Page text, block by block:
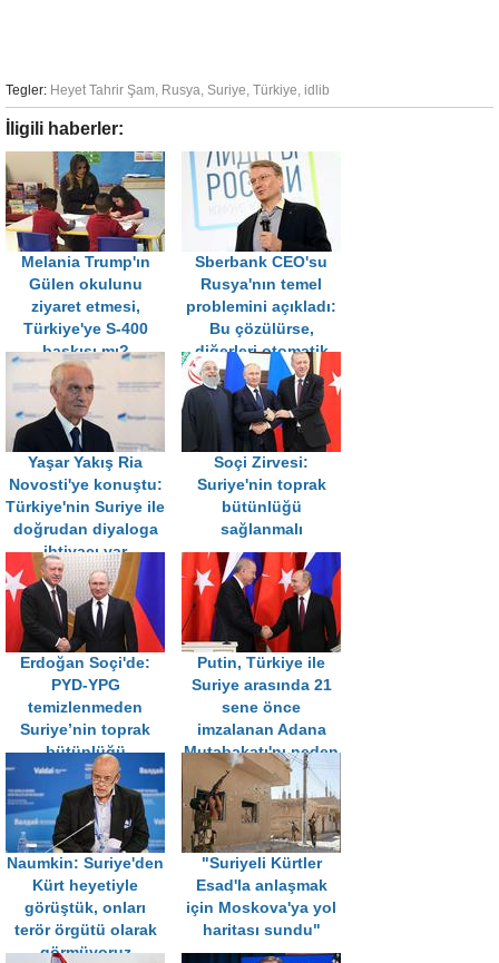
Tegler: Heyet Tahrir Şam, Rusya, Suriye, Türkiye, idlib
İligili haberler:
Melania Trump'ın
Gülen okulunu
ziyaret etmesi,
Türkiye'ye S-400
baskısı mı?
Sberbank CEO'su
Rusya'nın temel
problemini açıkladı:
Bu çözülürse,
diğerleri otomatik
olarak halledilir
Yaşar Yakış Ria
Novosti'ye konuştu:
Türkiye'nin Suriye ile
doğrudan diyaloga
ihtiyacı var
Soçi Zirvesi:
Suriye'nin toprak
bütünlüğü
sağlanmalı
Erdoğan Soçi'de:
PYD-YPG
temizlenmeden
Suriye’nin toprak
bütünlüğü
sağlanamaz
Putin, Türkiye ile
Suriye arasında 21
sene önce
imzalanan Adana
Mutabakatı'nı neden
gündeme getirdi?
Naumkin: Suriye'den
Kürt heyetiyle
görüştük, onları
terör örgütü olarak
görmüyoruz
"Suriyeli Kürtler
Esad'la anlaşmak
için Moskova'ya yol
haritası sundu"